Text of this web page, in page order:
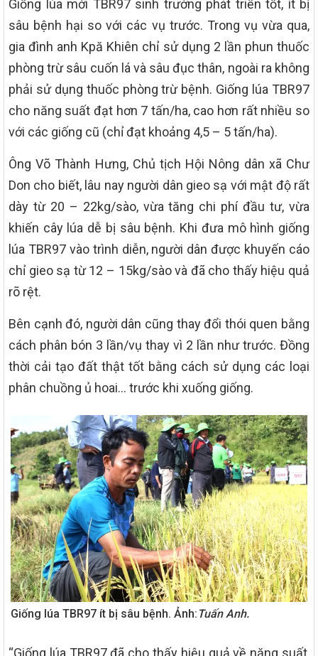
Giống lúa mới TBR97 sinh trưởng phát triển tốt, ít bị
sâu bệnh hại so với các vụ trước. Trong vụ vừa qua,
gia đình anh Kpă Khiên chỉ sử dụng 2 lần phun thuốc
phòng trừ sâu cuốn lá và sâu đục thân, ngoài ra không
phải sử dụng thuốc phòng trừ bệnh. Giống lúa TBR97
cho năng suất đạt hơn 7 tấn/ha, cao hơn rất nhiều so
với các giống cũ (chỉ đạt khoảng 4,5 – 5 tấn/ha).
Ông Võ Thành Hưng, Chủ tịch Hội Nông dân xã Chư
Don cho biết, lâu nay người dân gieo sạ với mật độ rất
dày từ 20 – 22kg/sào, vừa tăng chi phí đầu tư, vừa
khiến cây lúa dễ bị sâu bệnh. Khi đưa mô hình giống
lúa TBR97 vào trình diễn, người dân được khuyến cáo
chỉ gieo sạ từ 12 – 15kg/sào và đã cho thấy hiệu quả
rõ rệt.
Bên cạnh đó, người dân cũng thay đổi thói quen bằng
cách phân bón 3 lần/vụ thay vì 2 lần như trước. Đồng
thời cải tạo đất thật tốt bằng cách sử dụng các loại
phân chuồng ủ hoai… trước khi xuống giống.
Giống lúa TBR97 ít bị sâu bệnh. Ảnh: Tuấn Anh.
“Giống lúa TBR97 đã cho thấy hiệu quả về năng suất,